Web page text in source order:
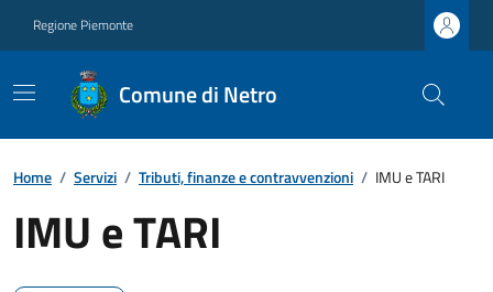
Regione Piemonte
Comune di Netro
Home / Servizi / Tributi, finanze e contravvenzioni / IMU e TARI
IMU e TARI